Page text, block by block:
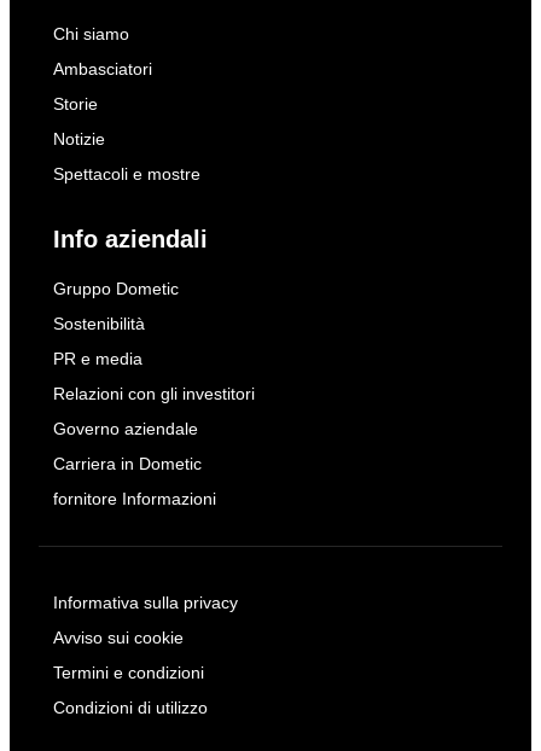
Chi siamo
Ambasciatori
Storie
Notizie
Spettacoli e mostre
Info aziendali
Gruppo Dometic
Sostenibilità
PR e media
Relazioni con gli investitori
Governo aziendale
Carriera in Dometic
fornitore Informazioni
Informativa sulla privacy
Avviso sui cookie
Termini e condizioni
Condizioni di utilizzo